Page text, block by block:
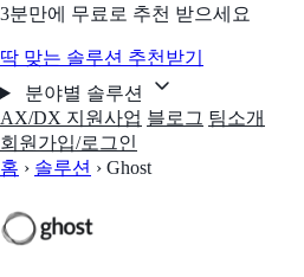
3분만에 무료로 추천 받으세요
딱 맞는 솔루션 추천받기
분야별 솔루션
AX/DX 지원사업 블로그 팀소개
회원가입/로그인
홈 › 솔루션 › Ghost